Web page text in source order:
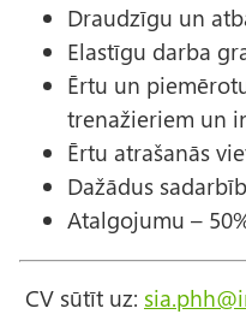
Draudzīgu un
Elastīgu darba
Ērtu un
trenažieriem un
Ērtu atrašanās
Dažādus
Atalgojumu –
CV sūtīt uz: